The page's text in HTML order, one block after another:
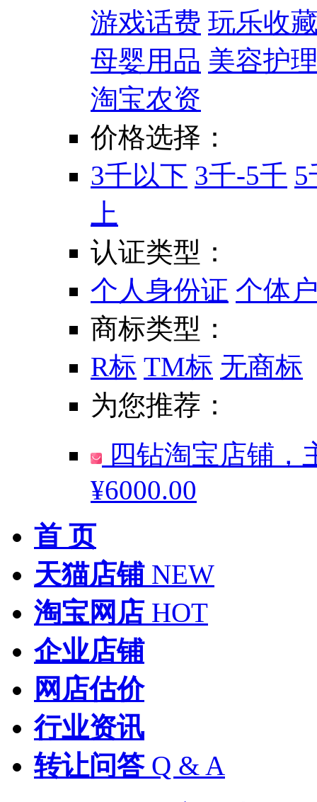
游戏话费 玩乐收
母婴用品 美容护
淘宝农资
价格选择：
3千以下 3千-5千 5
上
认证类型：
个人身份证 个体
商标类型：
R标 TM标 无商标
为您推荐：
四钻淘宝店铺，
¥6000.00
首 页
天猫店铺 NEW
淘宝网店 HOT
企业店铺
网店估价
行业资讯
转让问答 Q & A